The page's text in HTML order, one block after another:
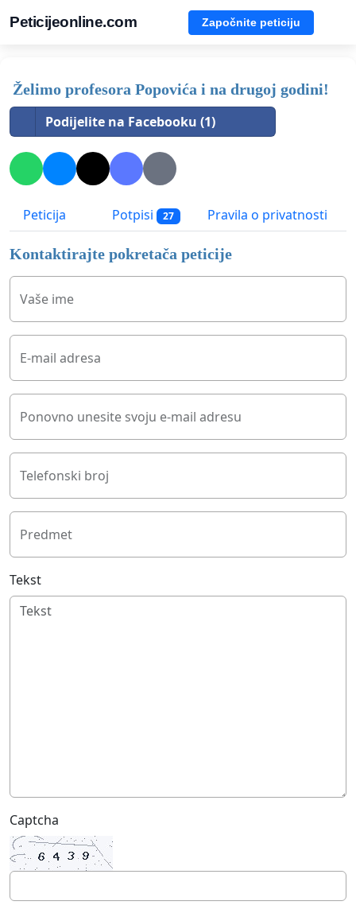
Peticijeonline.com Započnite peticiju
Želimo profesora Popovića i na drugoj godini!
Podijelite na Facebooku (1)
Peticija Potpisi 27 Pravila o privatnosti
Kontaktirajte pokretača peticije
Vaše ime
E-mail adresa
Ponovno unesite svoju e-mail adresu
Telefonski broj
Predmet
Tekst
Captcha